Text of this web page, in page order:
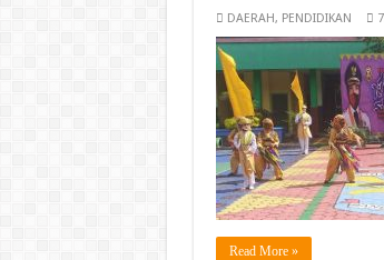
DAERAH, PENDIDIKAN
Read More »